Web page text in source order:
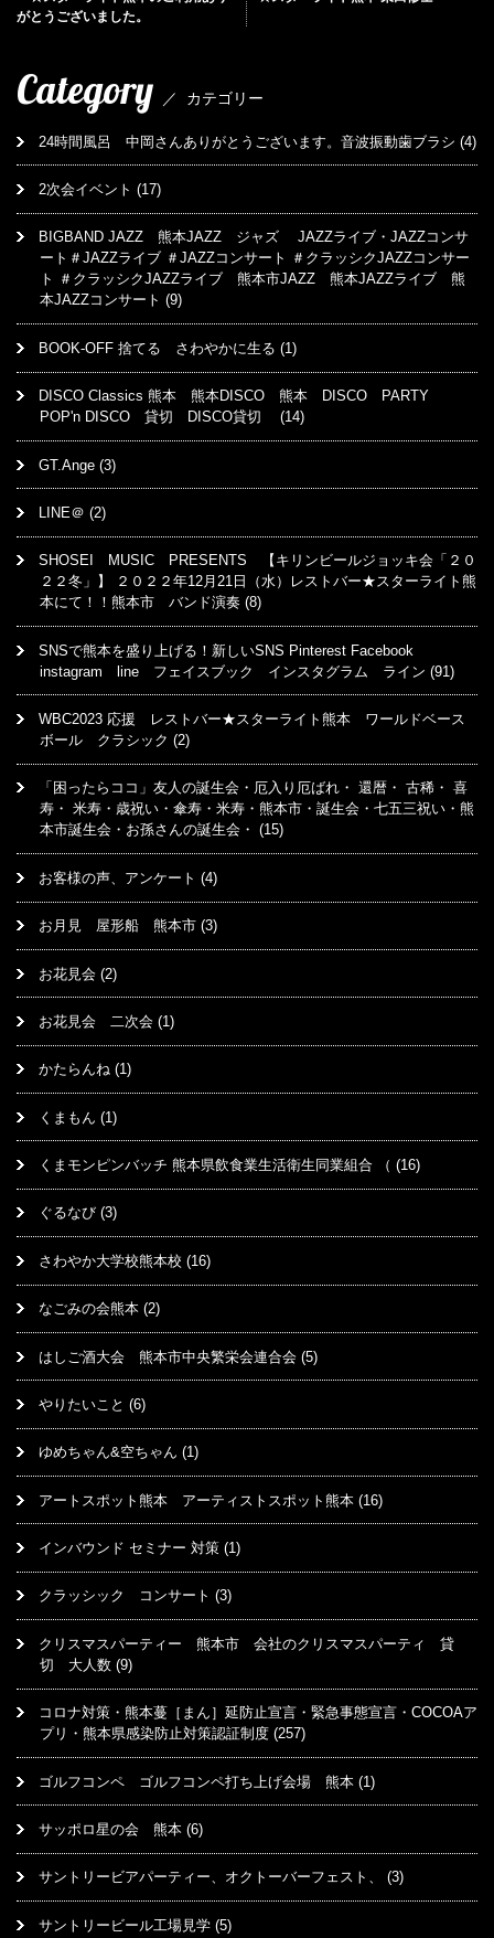
がとうございました。
Category ／ カテゴリー
24時間風呂 中岡さんありがとうございます。音波振動歯ブラシ (4)
2次会イベント (17)
BIGBAND JAZZ 熊本JAZZ ジャズ JAZZライブ・JAZZコンサ
ート＃JAZZライブ ＃JAZZコンサート ＃クラッシクJAZZコンサー
ト ＃クラッシクJAZZライブ 熊本市JAZZ 熊本JAZZライブ 熊
本JAZZコンサート (9)
BOOK-OFF 捨てる さわやかに生る (1)
DISCO Classics 熊本 熊本DISCO 熊本 DISCO PARTY
POP'n DISCO 貸切 DISCO貸切 (14)
GT.Ange (3)
LINE＠ (2)
SHOSEI MUSIC PRESENTS 【キリンビールジョッキ会「２０
２２冬」】 ２０２２年12月21日（水）レストバー★スターライト熊
本にて！！熊本市 バンド演奏 (8)
SNSで熊本を盛り上げる！新しいSNS Pinterest Facebook
instagram line フェイスブック インスタグラム ライン (91)
WBC2023 応援 レストバー★スターライト熊本 ワールドベース
ボール クラシック (2)
「困ったらココ」友人の誕生会・厄入り厄ばれ・ 還暦・ 古稀・ 喜
寿・ 米寿・歳祝い・傘寿・米寿・熊本市・誕生会・七五三祝い・熊
本市誕生会・お孫さんの誕生会・ (15)
お客様の声、アンケート (4)
お月見 屋形船 熊本市 (3)
お花見会 (2)
お花見会 二次会 (1)
かたらんね (1)
くまもん (1)
くまモンピンバッチ 熊本県飲食業生活衛生同業組合 （ (16)
ぐるなび (3)
さわやか大学校熊本校 (16)
なごみの会熊本 (2)
はしご酒大会 熊本市中央繁栄会連合会 (5)
やりたいこと (6)
ゆめちゃん&空ちゃん (1)
アートスポット熊本 アーティストスポット熊本 (16)
インバウンド セミナー 対策 (1)
クラッシック コンサート (3)
クリスマスパーティー 熊本市 会社のクリスマスパーティ 貸
切 大人数 (9)
コロナ対策・熊本蔓［まん］延防止宣言・緊急事態宣言・COCOAア
プリ・熊本県感染防止対策認証制度 (257)
ゴルフコンペ ゴルフコンペ打ち上げ会場 熊本 (1)
サッポロ星の会 熊本 (6)
サントリービアパーティー、オクトーバーフェスト、 (3)
サントリービール工場見学 (5)